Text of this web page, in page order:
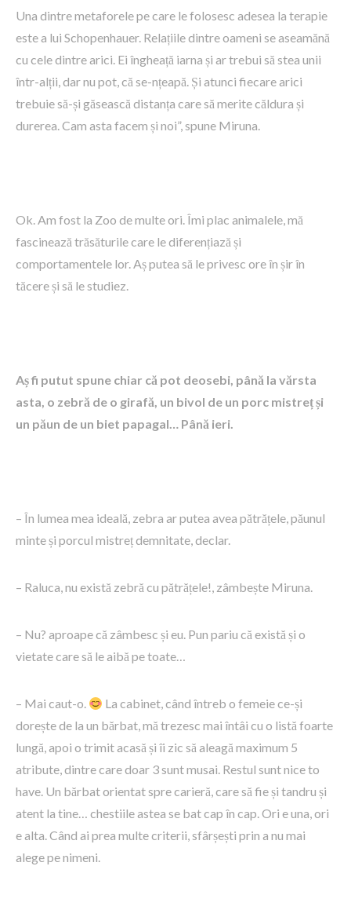
Una dintre metaforele pe care le folosesc adesea la terapie
este a lui Schopenhauer. Relațiile dintre oameni se aseamănă
cu cele dintre arici. Ei îngheață iarna și ar trebui să stea unii
într-alții, dar nu pot, că se-nțeapă. Și atunci fiecare arici
trebuie să-și găsească distanța care să merite căldura și
durerea. Cam asta facem și noi”, spune Miruna.
Ok. Am fost la Zoo de multe ori. Îmi plac animalele, mă
fascinează trăsăturile care le diferențiază și
comportamentele lor. Aș putea să le privesc ore în șir în
tăcere și să le studiez.
Aș fi putut spune chiar că pot deosebi, până la vărsta
asta, o zebră de o girafă, un bivol de un porc mistreț și
un păun de un biet papagal… Până ieri.
– În lumea mea ideală, zebra ar putea avea pătrățele, păunul
minte și porcul mistreț demnitate, declar.
– Raluca, nu există zebră cu pătrățele!, zâmbește Miruna.
– Nu? aproape că zâmbesc și eu. Pun pariu că există și o
vietate care să le aibă pe toate…
– Mai caut-o.
La cabinet, când întreb o femeie ce-și
dorește de la un bărbat, mă trezesc mai întâi cu o listă foarte
lungă, apoi o trimit acasă și îi zic să aleagă maximum 5
atribute, dintre care doar 3 sunt musai. Restul sunt nice to
have. Un bărbat orientat spre carieră, care să fie și tandru și
atent la tine… chestiile astea se bat cap în cap. Ori e una, ori
e alta. Când ai prea multe criterii, sfârșești prin a nu mai
alege pe nimeni.